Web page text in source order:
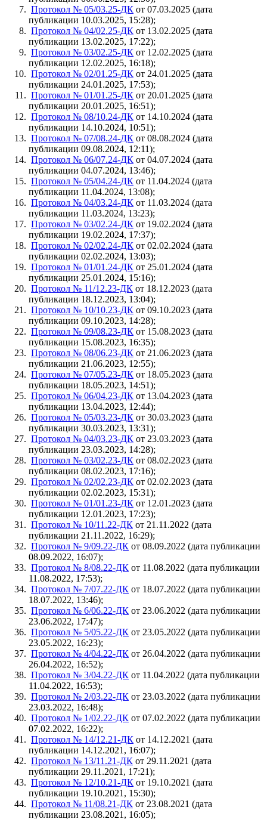
Протокол № 05/03.25-ДК от 07.03.2025 (дата
публикации 10.03.2025, 15:28);
Протокол № 04/02.25-ДК от 13.02.2025 (дата
публикации 13.02.2025, 17:22);
Протокол № 03/02.25-ДК от 12.02.2025 (дата
публикации 12.02.2025, 16:18);
Протокол № 02/01.25-ДК от 24.01.2025 (дата
публикации 24.01.2025, 17:53);
Протокол № 01/01.25-ДК от 20.01.2025 (дата
публикации 20.01.2025, 16:51);
Протокол № 08/10.24-ДК от 14.10.2024 (дата
публикации 14.10.2024, 10:51);
Протокол № 07/08.24-ДК от 08.08.2024 (дата
публикации 09.08.2024, 12:11);
Протокол № 06/07.24-ДК от 04.07.2024 (дата
публикации 04.07.2024, 13:46);
Протокол № 05/04.24-ДК от 11.04.2024 (дата
публикации 11.04.2024, 13:08);
Протокол № 04/03.24-ДК от 11.03.2024 (дата
публикации 11.03.2024, 13:23);
Протокол № 03/02.24-ДК от 19.02.2024 (дата
публикации 19.02.2024, 17:37);
Протокол № 02/02.24-ДК от 02.02.2024 (дата
публикации 02.02.2024, 13:03);
Протокол № 01/01.24-ДК от 25.01.2024 (дата
публикации 25.01.2024, 15:16);
Протокол № 11/12.23-ДК от 18.12.2023 (дата
публикации 18.12.2023, 13:04);
Протокол № 10/10.23-ДК от 09.10.2023 (дата
публикации 09.10.2023, 14:28);
Протокол № 09/08.23-ДК от 15.08.2023 (дата
публикации 15.08.2023, 16:35);
Протокол № 08/06.23-ДК от 21.06.2023 (дата
публикации 21.06.2023, 12:55);
Протокол № 07/05.23-ДК от 18.05.2023 (дата
публикации 18.05.2023, 14:51);
Протокол № 06/04.23-ДК от 13.04.2023 (дата
публикации 13.04.2023, 12:44);
Протокол № 05/03.23-ДК от 30.03.2023 (дата
публикации 30.03.2023, 13:31);
Протокол № 04/03.23-ДК от 23.03.2023 (дата
публикации 23.03.2023, 14:28);
Протокол № 03/02.23-ДК от 08.02.2023 (дата
публикации 08.02.2023, 17:16);
Протокол № 02/02.23-ДК от 02.02.2023 (дата
публикации 02.02.2023, 15:31);
Протокол № 01/01.23-ДК от 12.01.2023 (дата
публикации 12.01.2023, 17:23);
Протокол № 10/11.22-ДК от 21.11.2022 (дата
публикации 21.11.2022, 16:29);
Протокол № 9/09.22-ДК от 08.09.2022 (дата публикации
08.09.2022, 16:07);
Протокол № 8/08.22-ДК от 11.08.2022 (дата публикации
11.08.2022, 17:53);
Протокол № 7/07.22-ДК от 18.07.2022 (дата публикации
18.07.2022, 13:46);
Протокол № 6/06.22-ДК от 23.06.2022 (дата публикации
23.06.2022, 17:47);
Протокол № 5/05.22-ДК от 23.05.2022 (дата публикации
23.05.2022, 16:23);
Протокол № 4/04.22-ДК от 26.04.2022 (дата публикации
26.04.2022, 16:52);
Протокол № 3/04.22-ДК от 11.04.2022 (дата публикации
11.04.2022, 16:53);
Протокол № 2/03.22-ДК от 23.03.2022 (дата публикации
23.03.2022, 16:48);
Протокол № 1/02.22-ДК от 07.02.2022 (дата публикации
07.02.2022, 16:22);
Протокол № 14/12.21-ДК от 14.12.2021 (дата
публикации 14.12.2021, 16:07);
Протокол № 13/11.21-ДК от 29.11.2021 (дата
публикации 29.11.2021, 17:21);
Протокол № 12/10.21-ДК от 19.10.2021 (дата
публикации 19.10.2021, 15:30);
Протокол № 11/08.21-ДК от 23.08.2021 (дата
публикации 23.08.2021, 16:05);